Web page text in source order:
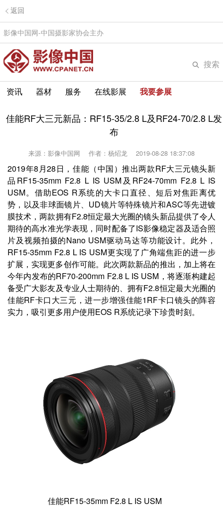
返回
影像中国网-中国摄影家协会主办
搜索
资讯 器材 服务 在线影展 我要参展
佳能RF大三元新品：RF15-35/2.8 L及RF24-70/2.8 L发
布
来源：影像中国网 作者：杨炤龙 2019-08-28 18:37:08
2019年8月28日，佳能（中国）推出两款RF大三元镜头新
品RF15-35mm F2.8 L IS USM及RF24-70mm F2.8 L IS
USM。借助EOS R系统的大卡口直径、短后对焦距离优
势，以及非球面镜片、UD镜片等特殊镜片和ASC等先进镀
膜技术，两款拥有F2.8恒定最大光圈的镜头新品提供了令人
期待的高水准光学表现，同时配备了IS影像稳定器及适合照
片及视频拍摄的Nano USM驱动马达等功能设计。此外，
RF15-35mm F2.8 L IS USM更实现了广角端焦距的进一步
扩展，实现更多创作可能。此次两款新品的推出，加上将在
今年内发布的RF70-200mm F2.8 L IS USM，将逐渐构建起
备受广大影友及专业人士期待的、拥有F2.8恒定最大光圈的
佳能RF卡口大三元，进一步增强佳能1RF卡口镜头的阵容
实力，吸引更多用户使用EOS R系统记录下珍贵时刻。
佳能RF15-35mm F2.8 L IS USM